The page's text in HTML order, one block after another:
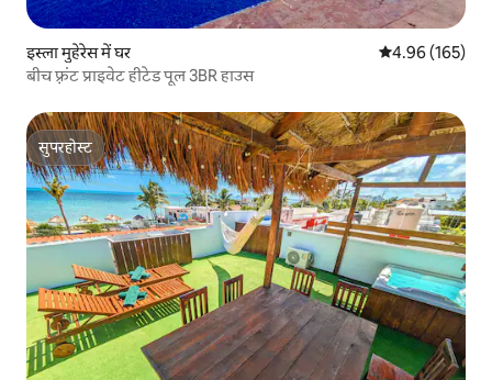
इस्ला मुहेरेस में घर औसत रेटिंग 5 में से
4.96 (165)
बीच फ़्रंट प्राइवेट हीटेड पूल 3BR हाउस
सुपरहोस्ट
सुपरहोस्ट